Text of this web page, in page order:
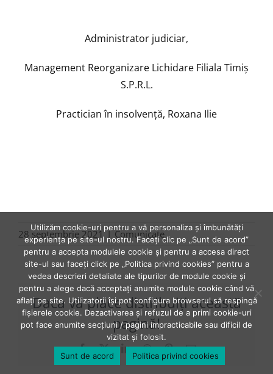
Administrator judiciar,
Management Reorganizare Lichidare Filiala Timiș
S.P.R.L.
Practician în insolvență, Roxana Ilie
28 septembrie 2021 | Comunicate
Daca vă place distribuiţi această
pagină!
Facebook
X LinkedInWhatsApp
Pinterest
E-
mail:
Utilizăm cookie-uri pentru a vă personaliza și îmbunătăți
experiența pe site-ul nostru. Faceți clic pe „Sunt de acord”
pentru a accepta modulele cookie și pentru a accesa direct
site-ul sau faceți click pe „Politica privind cookies” pentru a
vedea descrieri detaliate ale tipurilor de module cookie și
pentru a alege dacă acceptați anumite module cookie când vă
aflați pe site. Utilizatorii își pot configura browserul să respingă
fișierele cookie. Dezactivarea și refuzul de a primi cookie-uri
pot face anumite secțiuni / pagini impracticabile sau dificil de
vizitat și folosit.
Sunt de acord
Politica privind cookies